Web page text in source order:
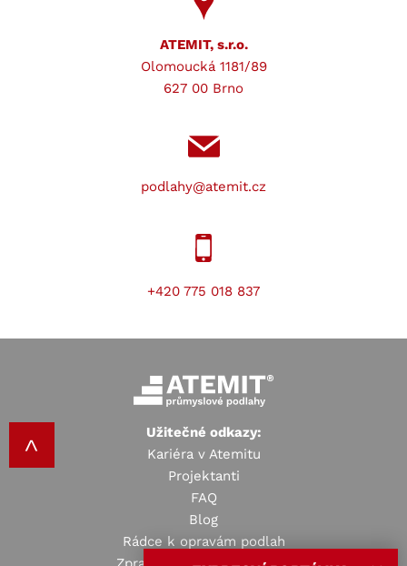
ATEMIT, s.r.o.
Olomoucká 1181/89
627 00 Brno
podlahy@atemit.cz
+420 775 018 837
Užitečné odkazy:
Kariéra v Atemitu
Projektanti
FAQ
Blog
Rádce k opravám podlah